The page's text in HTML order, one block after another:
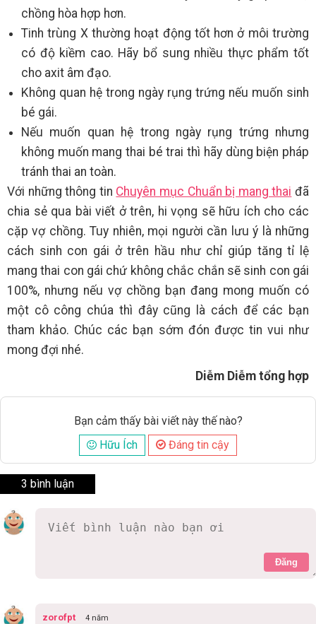
chồng hòa hợp hơn.
Tinh trùng X thường hoạt động tốt hơn ở môi trường
có độ kiềm cao. Hãy bổ sung nhiều thực phẩm tốt
cho axit âm đạo.
Không quan hệ trong ngày rụng trứng nếu muốn sinh
bé gái.
Nếu muốn quan hệ trong ngày rụng trứng nhưng
không muốn mang thai bé trai thì hãy dùng biện pháp
tránh thai an toàn.
Với những thông tin Chuyên mục Chuẩn bị mang thai đã
chia sẻ qua bài viết ở trên, hi vọng sẽ hữu ích cho các
cặp vợ chồng. Tuy nhiên, mọi người cần lưu ý là những
cách sinh con gái ở trên hầu như chỉ giúp tăng tỉ lệ
mang thai con gái chứ không chắc chắn sẽ sinh con gái
100%, nhưng nếu vợ chồng bạn đang mong muốn có
một cô công chúa thì đây cũng là cách để các bạn
tham khảo. Chúc các bạn sớm đón được tin vui như
mong đợi nhé.
Diễm Diễm tổng hợp
Bạn cảm thấy bài viết này thế nào?
Hữu Ích
Đáng tin cậy
3 bình luận
Đăng
zorofpt 4 năm